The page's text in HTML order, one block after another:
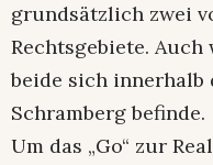
grundsätzlich zwei
Rechtsgebiete.
beide sich
Schramberg befinde.
Um das „Go“ zur